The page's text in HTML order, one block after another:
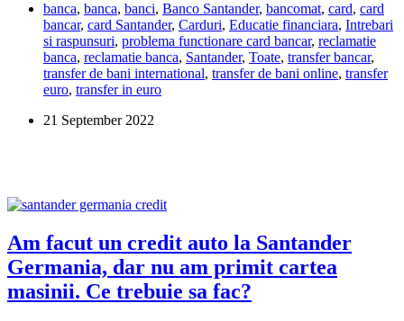
banca
din
Romania
lucreaza
Santander
Spania?
banca, banca, banci, Banco Santander, bancomat, card, card
bancar, card Santander, Carduri, Educatie financiara, Intrebari
si raspunsuri, problema functionare card bancar, reclamatie
banca, reclamatie banca, Santander, Toate, transfer bancar,
transfer de bani international, transfer de bani online, transfer
euro, transfer in euro
21 September 2022
Am facut un credit auto la Santander
Germania, dar nu am primit cartea
masinii. Ce trebuie sa fac?